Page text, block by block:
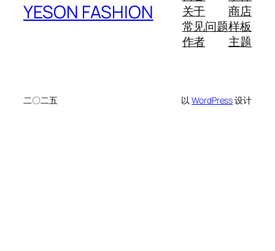
YESON FASHION
关于
常见问题
作者
商店
样板
主题
二〇二五 以WordPress设计